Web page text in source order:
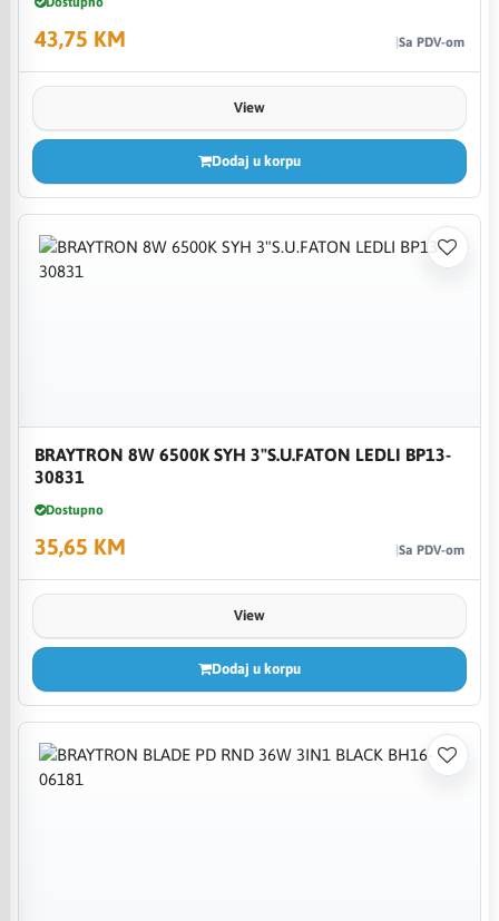
43,75 KM Sa PDV-om
View
Dodaj u korpu
BRAYTRON 8W 6500K SYH 3"S.U.FATON LEDLI BP13-
30831
Dostupno
35,65 KM Sa PDV-om
View
Dodaj u korpu